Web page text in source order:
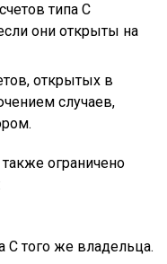
типа С
они открыты на
открытых в
случаев,
ограничено
С того же владельца.